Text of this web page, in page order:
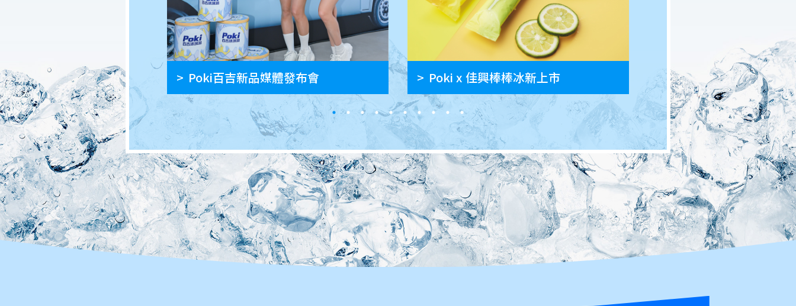
室快閃登場! Poki百吉新品媒體發布會 Poki x 佳興棒棒冰新上市 Poki花生好酥雪糕新上